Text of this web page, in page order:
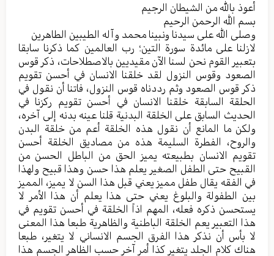
أعوذ بالله من الشیطان الرجیم
بسم الله الرحمن الرحیم
وصلی الله علی سیدنا ونبینا محمد وآله الطیبین الطاهرین
لازلنا علی مائدة سورة التین؛ رب العالمین کما ذکرنا سابقا
بتعبیر القوم نحن لسنا الآن مقیدیین بالاصطلاحات، ذکر قوس
الصعود وقوس النزول لقد خلقنا الانسان في أحسن تقویم
ذکر قوس الصعود وثم رددناه قوس النزول، فاتنا أن نقول في
الحلقة السابقة خلقنا الانسان في أحسن تقویم رکزنا في
الحدیث السابق علی الخلقة البدنیة قلنا عینه بدنه إلی آخره،
ولکن ما المانع أن نقول هذه الخلقة أعم من خلقة البدن
والروح، الفطرة السلیمة هذه من مصادیق الخلقة أحسن
تقویم الانسان بطبیعته یمیز الحق من الباطل الحسن من
القبیح حتی الطفل الصغیر یعلم هذا حسن وهذا قبیح ولهذا
في الفقه یقال طفل ممیز یعني قبل هذا السن لا یمیز، الممیز
بین الطفولة والبلوغ یعني حتی هذا یعلم أن هذا الأمر لا
یستحسن ذکره فعله، المهم اذاً الخلقة في أحسن تقویم في
هذا التعبیر یعم الخلقة الباطنیة والظاهریة طبعا هذا المعنی
لا بأس أن نذکر هذا الفرق الجسم الانساني لا یتغیر، طبعا
هناك کلام الجلد یتغیر کذا أمر آخر حسب الظاهر الجسم هذا